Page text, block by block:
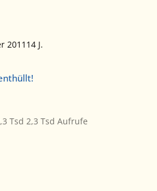
2011 14 J.
2,3 Tsd Aufrufe